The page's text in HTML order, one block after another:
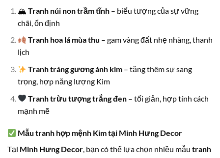
🏔 Tranh núi non trầm tĩnh– biểu tượng của sự vững
chãi, ổn định
Tranh hoa lá mùa thu – gam vàng đất nhẹ nhàng, thanh
lịch
Tranh tráng gương ánh kim – tăng thêm sự sang
trọng, hợp năng lượng Kim
Tranh trừu tượng trắng đen – tối giản, hợp tính cách
mạnh mẽ
Mẫu tranh hợp mệnh Kim tại Minh Hưng Decor
Tại Minh Hưng Decor, bạn có thể lựa chọn nhiều mẫu tranh